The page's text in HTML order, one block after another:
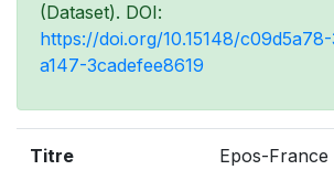
(Dataset). DOI:
https://doi.org/10.15148/
a147-3cadefee8619
Titre
Epos-